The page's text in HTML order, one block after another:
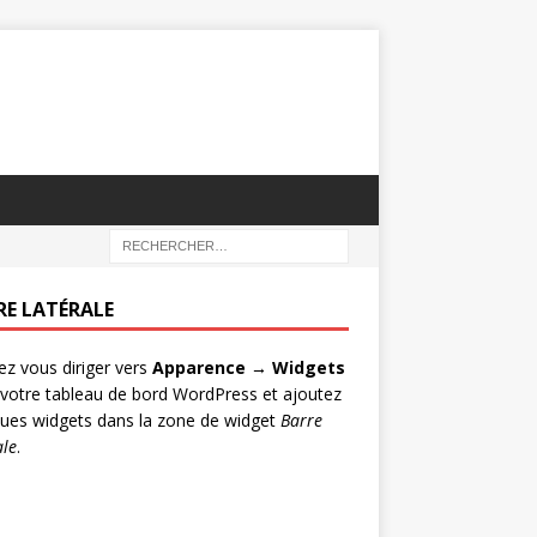
LATÉRALE
vous diriger vers Apparence → Widgets
tableau de bord WordPress et ajoutez
widgets dans la zone de widget Barre
.